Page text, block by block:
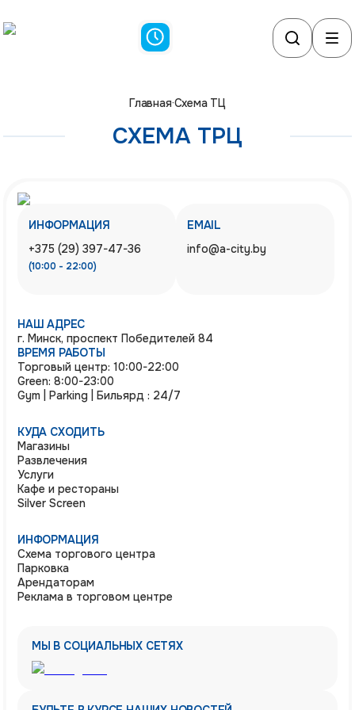
Главная·Схема ТЦ
СХЕМА ТРЦ
ИНФОРМАЦИЯ
+375 (29) 397-47-36
(10:00 - 22:00)
EMAIL
info@a-city.by
НАШ АДРЕС
г. Минск, проспект Победителей 84
ВРЕМЯ РАБОТЫ
Торговый центр: 10:00-22:00
Green: 8:00-23:00
Gym | Parking | Бильярд : 24/7
КУДА СХОДИТЬ
Магазины
Развлечения
Услуги
Кафе и рестораны
Silver Screen
ИНФОРМАЦИЯ
Схема торгового центра
Парковка
Арендаторам
Реклама в торговом центре
МЫ В СОЦИАЛЬНЫХ СЕТЯХ